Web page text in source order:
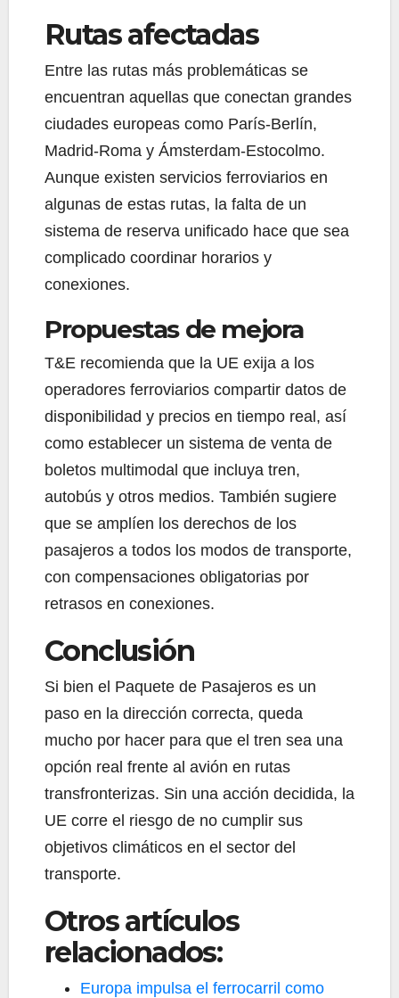
Rutas afectadas
Entre las rutas más problemáticas se
encuentran aquellas que conectan grandes
ciudades europeas como París-Berlín,
Madrid-Roma y Ámsterdam-Estocolmo.
Aunque existen servicios ferroviarios en
algunas de estas rutas, la falta de un
sistema de reserva unificado hace que sea
complicado coordinar horarios y
conexiones.
Propuestas de mejora
T&E recomienda que la UE exija a los
operadores ferroviarios compartir datos de
disponibilidad y precios en tiempo real, así
como establecer un sistema de venta de
boletos multimodal que incluya tren,
autobús y otros medios. También sugiere
que se amplíen los derechos de los
pasajeros a todos los modos de transporte,
con compensaciones obligatorias por
retrasos en conexiones.
Conclusión
Si bien el Paquete de Pasajeros es un
paso en la dirección correcta, queda
mucho por hacer para que el tren sea una
opción real frente al avión en rutas
transfronterizas. Sin una acción decidida, la
UE corre el riesgo de no cumplir sus
objetivos climáticos en el sector del
transporte.
Otros artículos
relacionados:
Europa impulsa el ferrocarril como